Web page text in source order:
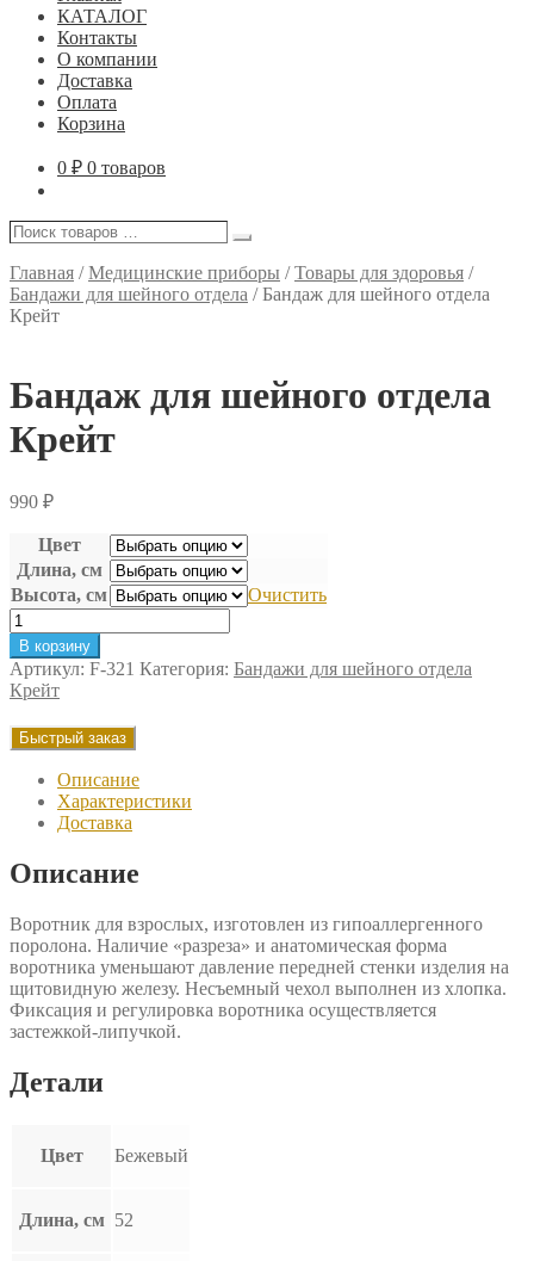
КАТАЛОГ
Контакты
О компании
Доставка
Оплата
Корзина
0 ₽ 0 товаров
Поиск
…
Поиск
Главная /Медицинские приборы /Товары для здоровья /
Бандажи для шейного отдела /Бандаж для шейного отдела
Крейт
Бандаж для шейного отдела
Крейт
990 ₽
Цвет
Длина, см
Высота, см
Очистить
Количество
товара
Бандаж
для
шейного
отдела
Крейт
В корзину
Артикул: F-321 Категория: Бандажи для шейного отдела
Крейт
Быстрый заказ
Описание
Характеристики
Доставка
Описание
Воротник для взрослых, изготовлен из гипоаллергенного
поролона. Наличие «разреза» и анатомическая форма
воротника уменьшают давление передней стенки изделия на
щитовидную железу. Несъемный чехол выполнен из хлопка.
Фиксация и регулировка воротника осуществляется
застежкой-липучкой.
Детали
Цвет Бежевый
Длина, см 52